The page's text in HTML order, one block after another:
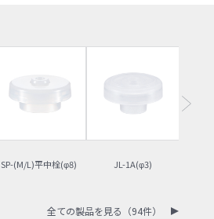
SP-(M/L)平中栓(φ8) JL-1A(φ3)
全ての製品を見る（94件）